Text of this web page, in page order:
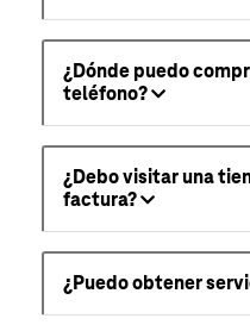
¿Dónde puedo
teléfono?
¿Debo visitar una
factura?
¿Puedo obtener